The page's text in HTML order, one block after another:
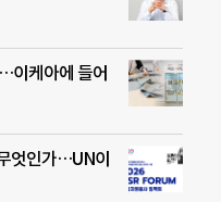
이케아에 들어
엇인가…UN이